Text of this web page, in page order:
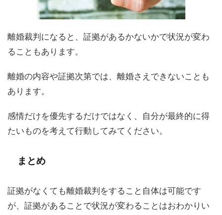
離婚裁判になると、証拠があるかないかで状況が変わ
ることもあります。
離婚の内容や証拠次第では、離婚さえできないことも
あります。
感情だけを優先するだけではなく、自分が最終的に得
たいものを考えて行動してみてください。
まとめ
証拠がなくても離婚裁判をすること自体は可能です
が、証拠があることで状況が変わることはおわかりい